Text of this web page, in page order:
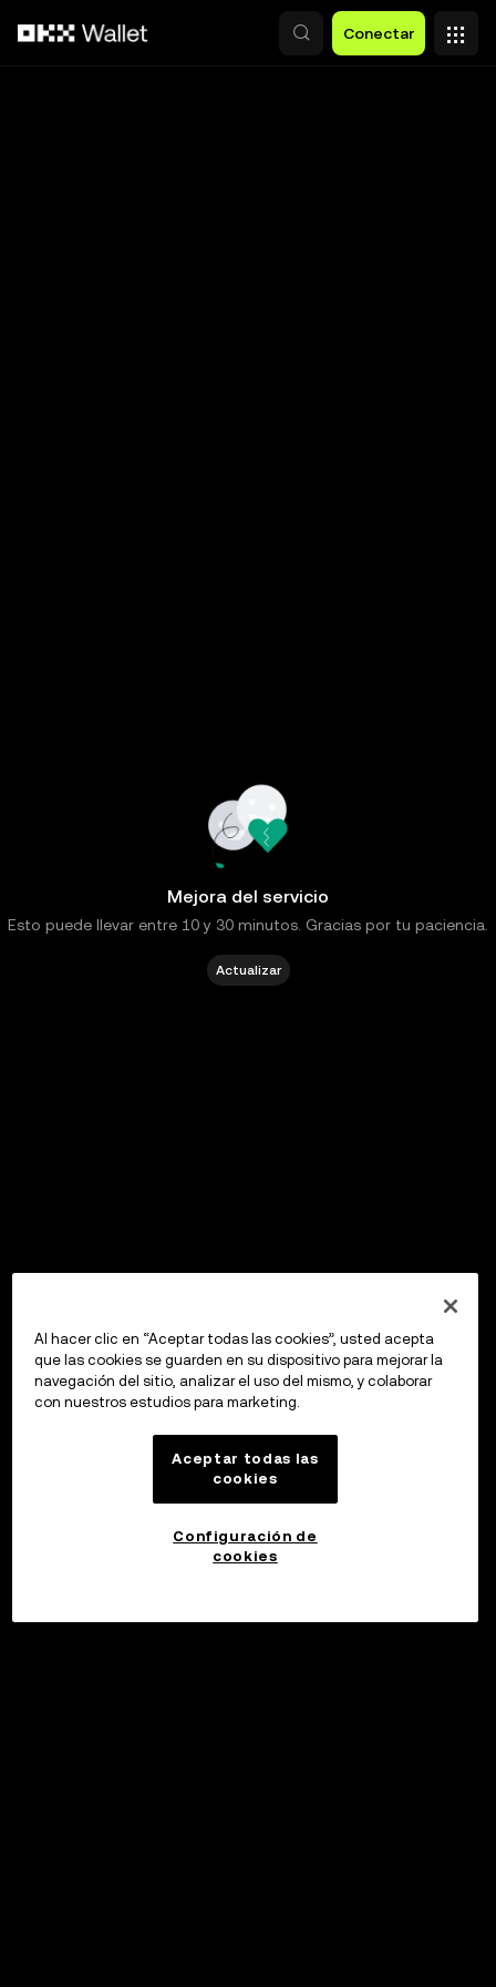
Conectar
Mejora del servicio
Esto puede llevar entre 10 y 30 minutos. Gracias por tu paciencia.
Actualizar
Al hacer clic en “Aceptar todas las cookies”, usted acepta
que las cookies se guarden en su dispositivo para mejorar la
navegación del sitio, analizar el uso del mismo, y colaborar
con nuestros estudios para marketing.
Aceptar todas las
cookies
Configuración de
cookies